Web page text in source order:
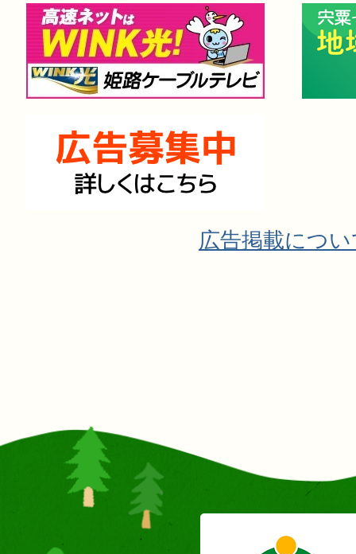
広告掲載につ